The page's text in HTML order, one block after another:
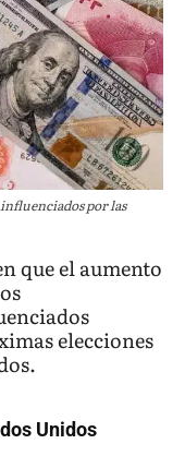
por las
que el aumento
elecciones
Unidos